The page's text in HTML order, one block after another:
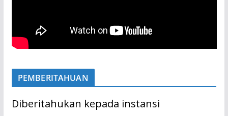
PEMBERITAHUAN
Diberitahukan kepada instansi